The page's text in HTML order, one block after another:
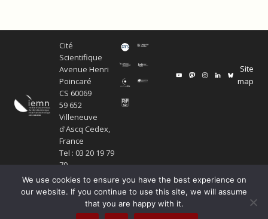
Cité
Scientifique
Avenue Henri
Poincaré
CS 60069
59 652
Villeneuve
d'Ascq Cedex,
France
Tel : 03 20 19 79
79
Site
map
Copyright Service ECM et pôle SISR 2024
We use cookies to ensure you have the best experience on
our website. If you continue to use this site, we will assume
that you are happy with it.